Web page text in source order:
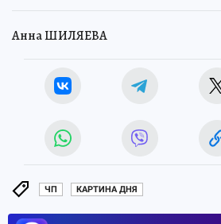
Анна ШИЛЯЕВА
ЧП КАРТИНА ДНЯ